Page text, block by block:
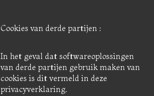
Cookies van derde partijen :
In het geval dat softwareoplossingen
van derde partijen gebruik maken van
cookies is dit vermeld in deze
privacyverklaring.